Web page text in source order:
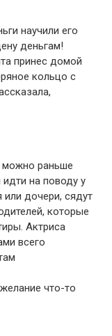
научили его
деньгам!
принес домой
кольцо с
можно раньше
на поводу у
или дочери, сядут
которые
Актриса
всего
что-то